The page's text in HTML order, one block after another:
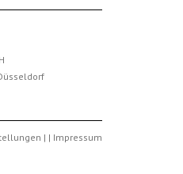
| | Impressum